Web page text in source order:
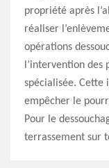
propriété après
réaliser
opérations
l’intervention
spécialisée. Cette
empêcher le
Pour le
terrassement sur